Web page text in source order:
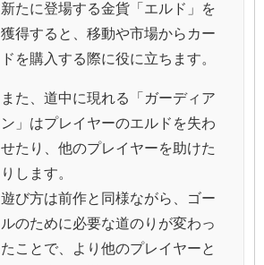
新たに登場する金貨「エルド」を
獲得すると、移動や市場からカー
ドを購入する際に役に立ちます。
また、道中に現れる「ガーディア
ン」はプレイヤーのエルドを失わ
せたり、他のプレイヤーを助けた
りします。
遊び方は前作と同様ながら、ゴー
ルのために必要な道のりが変わっ
たことで、より他のプレイヤーと